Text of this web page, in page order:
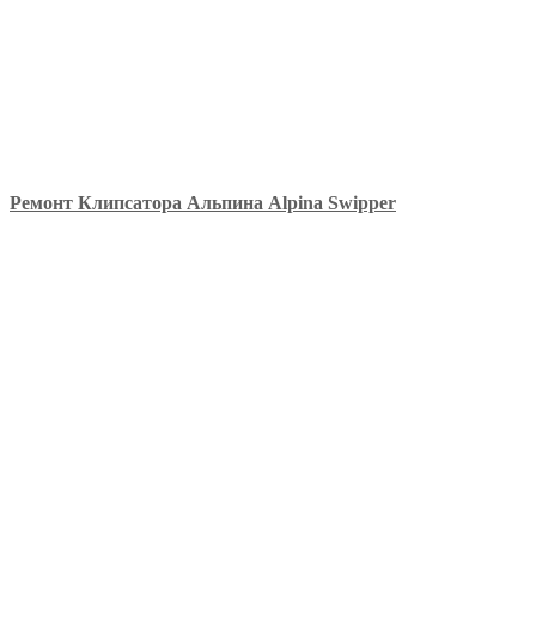
Ремонт Клипсатора Альпина Alpina Swipper